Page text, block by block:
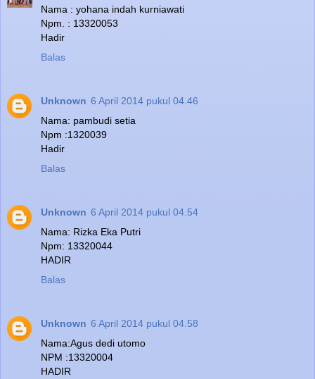
Nama : yohana indah kurniawati
Npm. : 13320053
Hadir
Balas
Unknown 6 April 2014 pukul 04.46
Nama: pambudi setia
Npm :1320039
Hadir
Balas
Unknown 6 April 2014 pukul 04.54
Nama: Rizka Eka Putri
Npm: 13320044
HADIR
Balas
Unknown 6 April 2014 pukul 04.58
Nama:Agus dedi utomo
NPM :13320004
HADIR